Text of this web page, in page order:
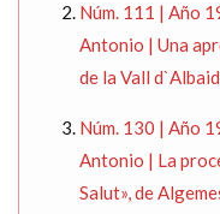
Núm. 111 | Año
Antonio | Una
de la Vall
Núm. 130 | Año
Antonio | La
Salut», de